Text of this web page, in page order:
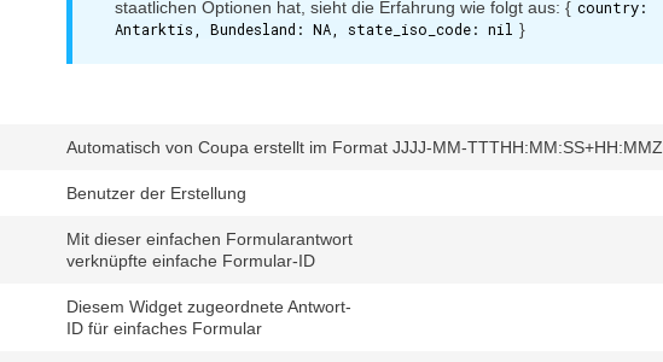
staatlichen Optionen hat, sieht die Erfahrung wie folgt aus: { country:
Antarktis, Bundesland: NA, state_iso_code: nil }
Automatisch von Coupa erstellt im Format JJJJ-MM-TTTHH:MM:SS+HH:MMZ
Benutzer der Erstellung
Mit dieser einfachen Formularantwort
verknüpfte einfache Formular-ID
Diesem Widget zugeordnete Antwort-
ID für einfaches Formular